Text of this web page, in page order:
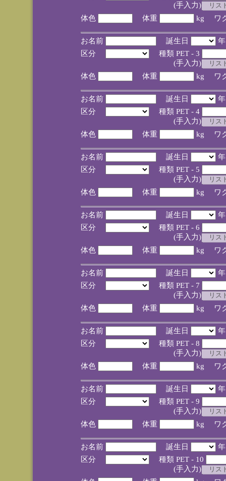
(手入力)
体色
体重 kg ワ
お名前 誕生日
区分
種類 PET - 3
(手入力)
体色
体重 kg ワ
お名前 誕生日
区分
種類 PET - 4
(手入力)
体色
体重 kg ワ
お名前 誕生日
区分
種類 PET - 5
(手入力)
体色
体重 kg ワ
お名前 誕生日
区分
種類 PET - 6
(手入力)
体色
体重 kg ワ
お名前 誕生日
区分
種類 PET - 7
(手入力)
体色
体重 kg ワ
お名前 誕生日
区分
種類 PET - 8
(手入力)
体色
体重 kg ワ
お名前 誕生日
区分
種類 PET - 9
(手入力)
体色
体重 kg ワ
お名前 誕生日
区分
種類 PET - 10
(手入力)